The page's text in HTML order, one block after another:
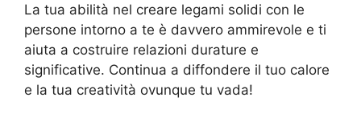
La tua abilità nel creare legami solidi con le
persone intorno a te è davvero ammirevole e ti
aiuta a costruire relazioni durature e
significative. Continua a diffondere il tuo calore
e la tua creatività ovunque tu vada!